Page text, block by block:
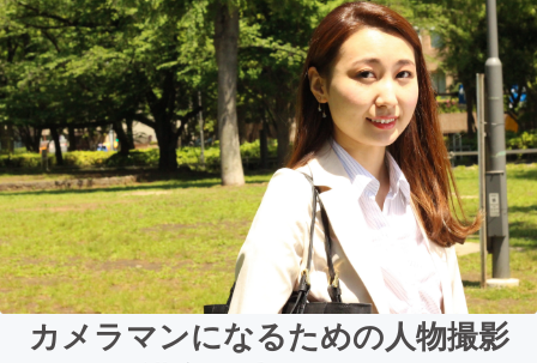
カメラマンになるための人物撮影